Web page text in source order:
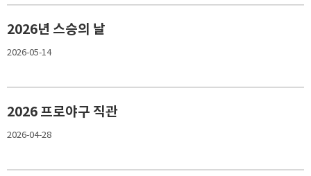
2026년 스승의 날
2026-05-14
2026 프로야구 직관
2026-04-28